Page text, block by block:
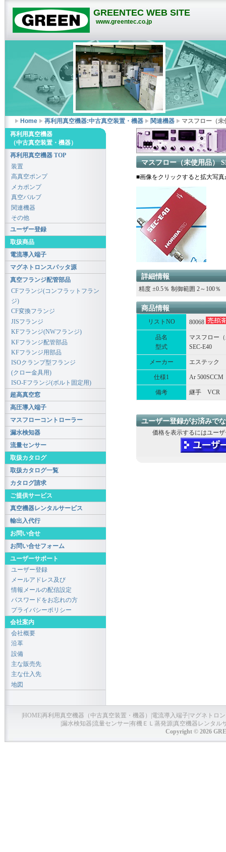
GREENTEC WEB SITE
www.greentec.co.jp
Home 再利用真空機器:中古真空装置・機器 関連機器 マスフロー（
マスフロー（未使用品）
■画像をクリックすると拡大写
詳細情報
精度 ±0.5％ 制御範囲 2～100％
商品情報
リストNO 80068
品名
型式
マスフロー
SEC-E40
メーカー エステック
仕様1 Ar 500SCCM
備考 継手 VCR
ユーザー登録がお済みで
価格を表示するにはユー
再利用真空機器
（中古真空装置・機器）
再利用真空機器 TOP
装置
高真空ポンプ
メカポンプ
真空バルブ
関連機器
その他
ユーザー登録
取扱商品
電流導入端子
マグネトロンスパッタ源
真空フランジ配管部品
CFフランジ(コンフラットフラン
ジ)
CF変換フランジ
JISフランジ
KFフランジ(NWフランジ)
KFフランジ配管部品
KFフランジ用部品
ISOクランプ型フランジ
(クロー金具用)
ISO-Fフランジ(ボルト固定用)
超高真空窓
高圧導入端子
マスフローコントローラー
漏水検知器
流量センサー
取扱カタログ
取扱カタログ一覧
カタログ請求
ご提供サービス
真空機器レンタルサービス
輸出入代行
お問い合せ
お問い合せフォーム
ユーザーサポート
ユーザー登録
メールアドレス及び
情報メールの配信設定
パスワードをお忘れの方
プライバシーポリシー
会社案内
会社概要
沿革
設備
主な販売先
主な仕入先
地図
HOME再利用真空機器（中古真空装置・機器） 電流導入端子 マグネトロ
漏水検知器 流量センサー 有機ＥＬ蒸発源真空機器レンタル
Copyright © 2026